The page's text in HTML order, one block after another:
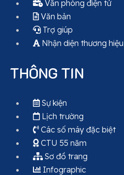
Văn phòng điện tử
Văn bản
Trợ giúp
Nhận diện thương hiệu
THÔNG TIN
Sự kiện
Lịch trường
Các số máy đặc biệt
CTU 55 năm
Sơ đồ trang
Infographic